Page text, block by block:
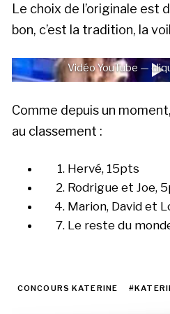
Le choix de l’originale est
bon, c’est la tradition, la
Vidéo YouTube —
Comme depuis un
au classement :
Hervé, 15pts
Rodrigue et Joe,
Marion, David et
Le reste du
CONCOURS KATERINE